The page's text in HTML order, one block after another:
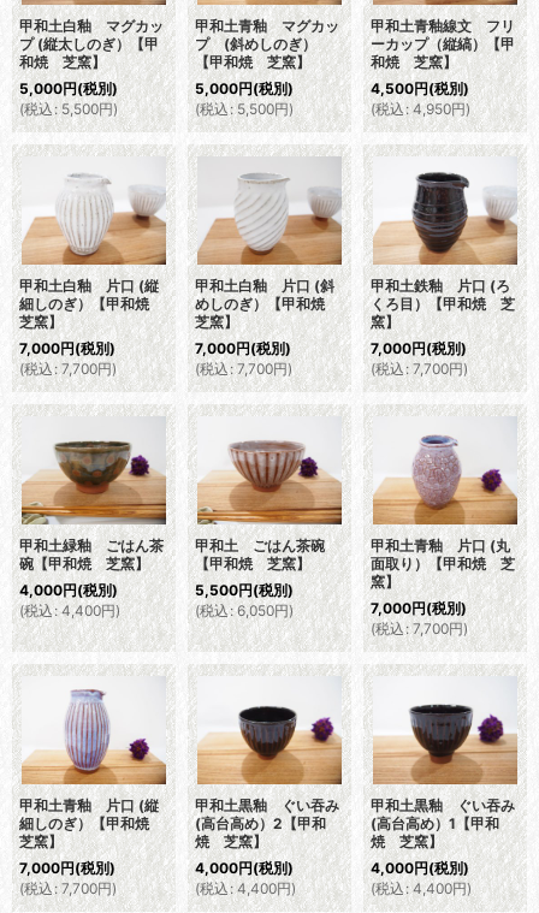
甲和土白釉 マグカッ
プ (縦太しのぎ）【甲
和焼 芝窯】
5,000円(税別)
(税込 : 5,500円)
甲和土青釉 マグカッ
プ (斜めしのぎ）
【甲和焼 芝窯】
5,000円(税別)
(税込: 5,500円)
甲和土青釉線文 フリ
ーカップ（縦縞）【甲
和焼 芝窯】
4,500円(税別)
(税込: 4,950円)
甲和土白釉 片口 (縦
細しのぎ）【甲和焼
芝窯】
7,000円(税別)
(税込 : 7,700円)
甲和土白釉 片口 (斜
めしのぎ）【甲和焼
芝窯】
7,000円(税別)
(税込: 7,700円)
甲和土鉄釉 片口 (ろ
くろ目）【甲和焼 芝
窯】
7,000円(税別)
(税込 : 7,700円)
甲和土緑釉 ごはん茶
碗【甲和焼 芝窯】
4,000円(税別)
(税込: 4,400円)
甲和土 ごはん茶碗
【甲和焼 芝窯】
5,500円(税別)
(税込: 6,050円)
甲和土青釉 片口 (丸
面取り）【甲和焼 芝
窯】
7,000円(税別)
(税込: 7,700円)
甲和土青釉 片口 (縦
細しのぎ）【甲和焼
芝窯】
7,000円(税別)
(税込: 7,700円)
甲和土黒釉 ぐい吞み
(高台高め）2【甲和
焼 芝窯】
4,000円(税別)
(税込: 4,400円)
甲和土黒釉 ぐい吞み
(高台高め）1【甲和
焼 芝窯】
4,000円(税別)
(税込: 4,400円)